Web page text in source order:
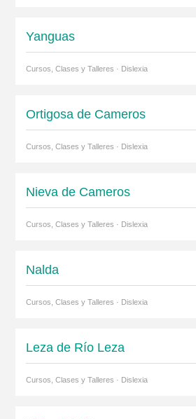
Yanguas
Cursos, Clases y Talleres · Dislexia
Ortigosa de Cameros
Cursos, Clases y Talleres · Dislexia
Nieva de Cameros
Cursos, Clases y Talleres · Dislexia
Nalda
Cursos, Clases y Talleres · Dislexia
Leza de Río Leza
Cursos, Clases y Talleres · Dislexia